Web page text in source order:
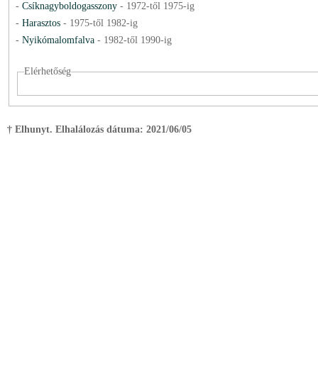
- Csíknagyboldogasszony- 1972-től 1975-ig
- Harasztos - 1975-től 1982-ig
- Nyikómalomfalva - 1982-től 1990-ig
Elérhetőség
† Elhunyt. Elhalálozás dátuma: 2021/06/05